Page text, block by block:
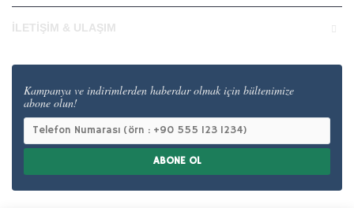
İLETIŞIM & ULAŞIM
Kampanya ve indirimlerden haberdar olmak için bültenimize
abone olun!
ABONE OL